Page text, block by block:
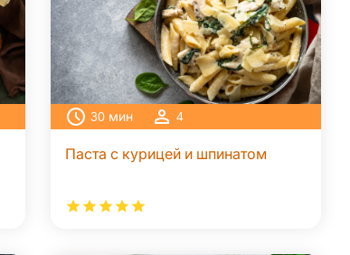
30 мин 4
Паста с курицей и шпинатом